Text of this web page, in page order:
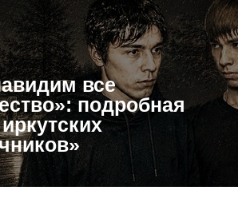
все
подробная